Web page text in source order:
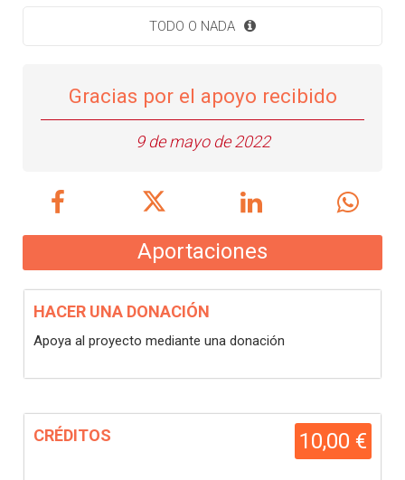
TODO O NADA
Gracias por el apoyo recibido
9 de mayo de 2022
Aportaciones
HACER UNA DONACIÓN
Apoya al proyecto mediante una donación
10,00 €
CRÉDITOS